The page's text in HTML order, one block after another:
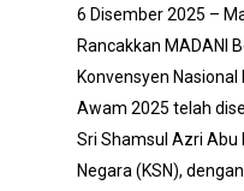
6 Disember 2025 –
Rancakkan MADANI
Konvensyen
Awam 2025 telah
Sri Shamsul Azri Abu
Negara (KSN),